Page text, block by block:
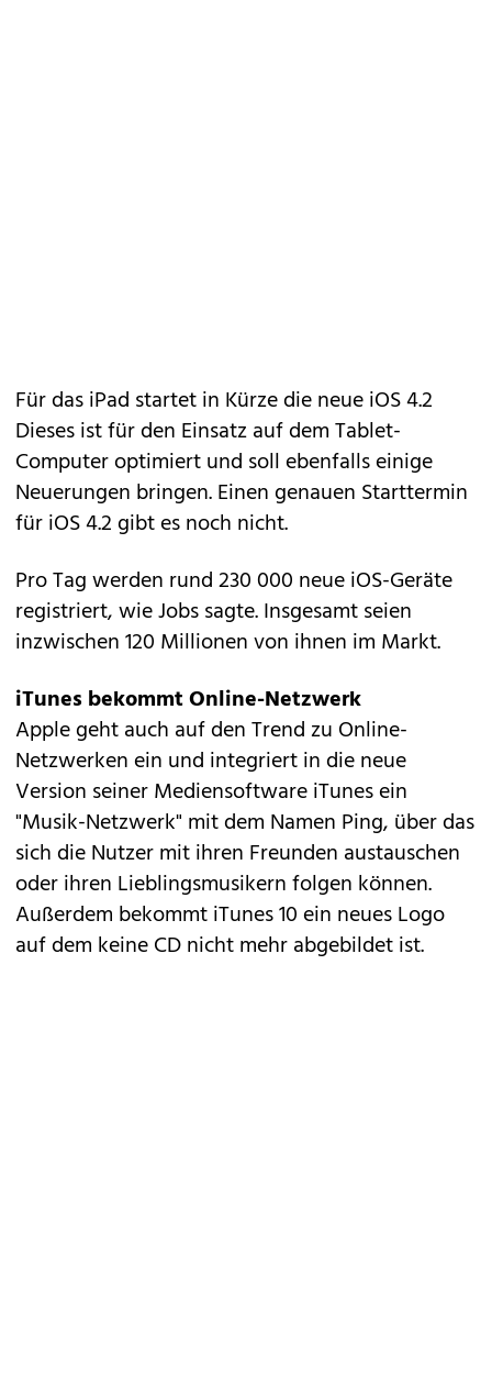
Für das iPad startet in Kürze die neue iOS 4.2
Dieses ist für den Einsatz auf dem Tablet-
Computer optimiert und soll ebenfalls einige
Neuerungen bringen. Einen genauen Starttermin
für iOS 4.2 gibt es noch nicht.
Pro Tag werden rund 230 000 neue iOS-Geräte
registriert, wie Jobs sagte. Insgesamt seien
inzwischen 120 Millionen von ihnen im Markt.
iTunes bekommt Online-Netzwerk
Apple geht auch auf den Trend zu Online-
Netzwerken ein und integriert in die neue
Version seiner Mediensoftware iTunes ein
"Musik-Netzwerk" mit dem Namen Ping, über das
sich die Nutzer mit ihren Freunden austauschen
oder ihren Lieblingsmusikern folgen können.
Außerdem bekommt iTunes 10 ein neues Logo
auf dem keine CD nicht mehr abgebildet ist.